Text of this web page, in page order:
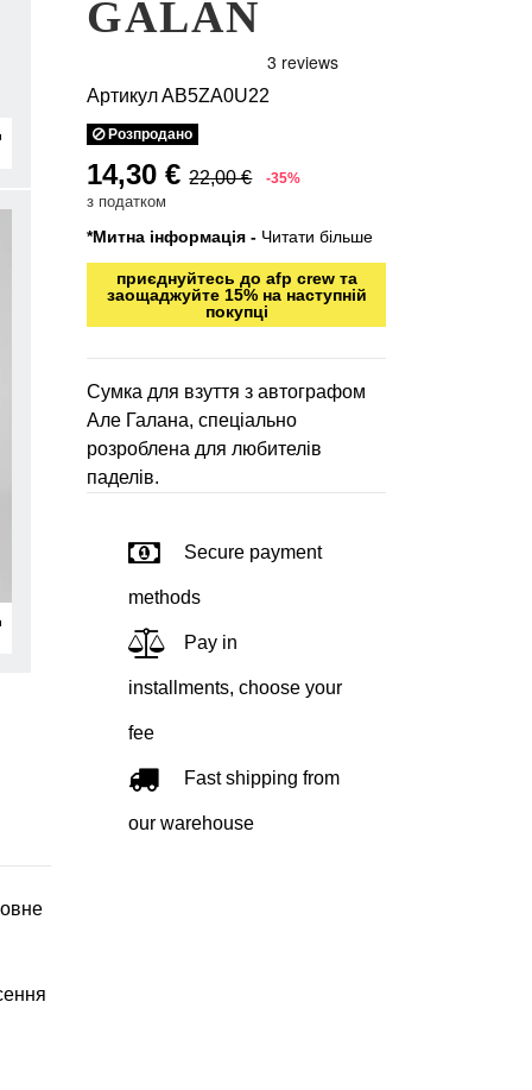
GALÁN
АртикулAB5ZA0U22
Розпродано
14,30 € 22,00 € -35%
з податком
*Митна інформація - Читати більше
приєднуйтесь до afp crew та
заощаджуйте 15% на наступній
покупці
Сумка для взуття з автографом
Але Галана, спеціально
розроблена для любителів
паделів.
Secure payment
methods
Pay in
installments, choose your
fee
Fast shipping from
our warehouse